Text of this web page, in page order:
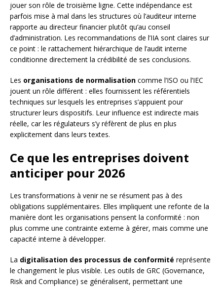
jouer son rôle de troisième ligne. Cette indépendance est
parfois mise à mal dans les structures où l’auditeur interne
rapporte au directeur financier plutôt qu’au conseil
d’administration. Les recommandations de l’IIA sont claires sur
ce point : le rattachement hiérarchique de l’audit interne
conditionne directement la crédibilité de ses conclusions.
Les organisations de normalisation comme l’ISO ou l’IEC
jouent un rôle différent : elles fournissent les référentiels
techniques sur lesquels les entreprises s’appuient pour
structurer leurs dispositifs. Leur influence est indirecte mais
réelle, car les régulateurs s’y réfèrent de plus en plus
explicitement dans leurs textes.
Ce que les entreprises doivent
anticiper pour 2026
Les transformations à venir ne se résument pas à des
obligations supplémentaires. Elles impliquent une refonte de la
manière dont les organisations pensent la conformité : non
plus comme une contrainte externe à gérer, mais comme une
capacité interne à développer.
La digitalisation des processus de conformité représente
le changement le plus visible. Les outils de GRC (Governance,
Risk and Compliance) se généralisent, permettant une